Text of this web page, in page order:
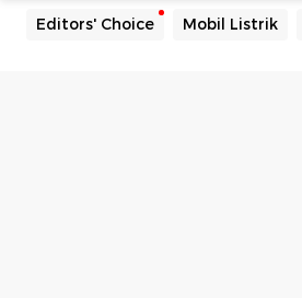
Editors' Choice Mobil Listrik